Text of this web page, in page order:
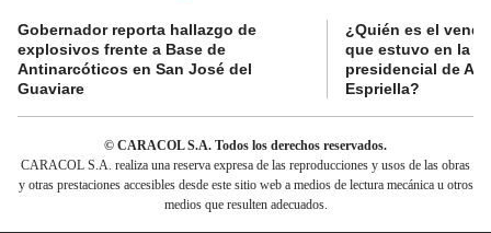
Gobernador reporta hallazgo de
explosivos frente a Base de
Antinarcóticos en San José del
Guaviare
¿Quién es el
que estuvo en la
presidencial de
Espriella?
© CARACOL S.A. Todos los derechos reservados.
CARACOL S.A. realiza una reserva expresa de las reproducciones y usos de las obras
y otras prestaciones accesibles desde este sitio web a medios de lectura mecánica u otros
medios que resulten adecuados.